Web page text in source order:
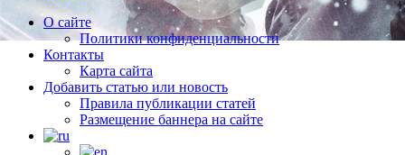
О сайте
Политики конфиденциальности
Контакты
Карта сайта
Добавить статью или новость
Правила публикации статей
Размещение баннера на сайте